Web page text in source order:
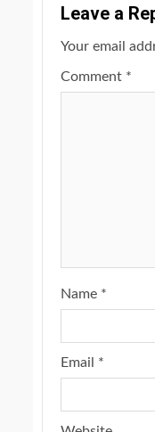
Leave a
Your email
Comment *
Name *
Email *